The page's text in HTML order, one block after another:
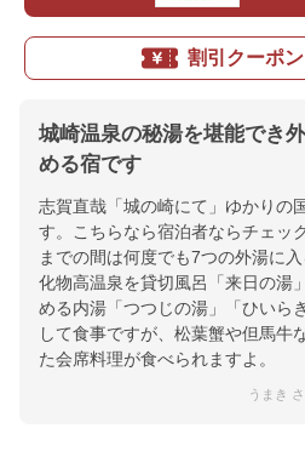
割引クーポ
城崎温泉の秘湯を堪能でき
める宿です
志賀直哉「城の崎にて」ゆかりの
す。こちらなら宿泊者ならチェッ
までの間は何度でも7つの外湯に
化物高温泉を貸切風呂「来日の湯
める内湯「つつじの湯」「ひいら
して食事ですが、松葉蟹や但馬牛
た会席料理が食べられますよ。
うまき